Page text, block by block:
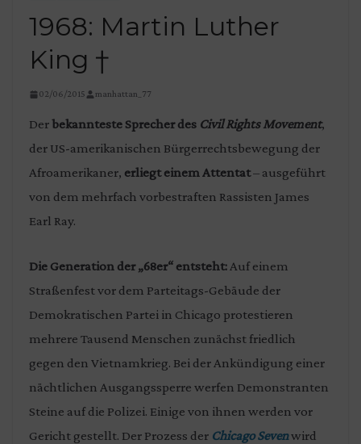
1968: Martin Luther
King †
02/06/2015 manhattan_77
Derbekannteste Sprecher des Civil Rights Movement,
der US-amerikanischen Bürgerrechtsbewegung der
Afroamerikaner, erliegt einem Attentat– ausgeführt
von dem mehrfach vorbestraften Rassisten James
Earl Ray.
Die Generation der „68er“ entsteht: Auf einem
Straßenfest vor dem Parteitags-Gebäude der
Demokratischen Partei in Chicago protestieren
mehrere Tausend Menschen zunächst friedlich
gegen den Vietnamkrieg. Bei der Ankündigung einer
nächtlichen Ausgangssperre werfen Demonstranten
Steine auf die Polizei. Einige von ihnen werden vor
Gericht gestellt. Der Prozess der Chicago Sevenwird